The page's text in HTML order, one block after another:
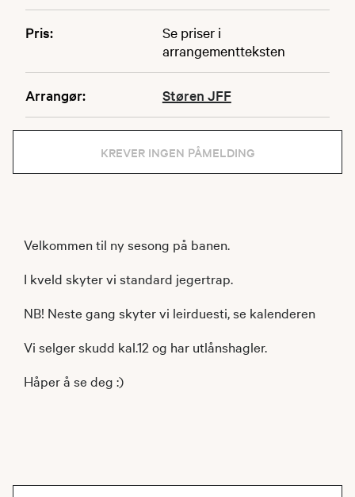
Pris:
Se priser i
arrangementteksten
Arrangør: Støren JFF
KREVER INGEN PÅMELDING
Velkommen til ny sesong på banen.
I kveld skyter vi standard jegertrap.
NB! Neste gang skyter vi leirduesti, se kalenderen
Vi selger skudd kal.12 og har utlånshagler.
Håper å se deg :)